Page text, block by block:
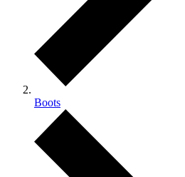
Boots